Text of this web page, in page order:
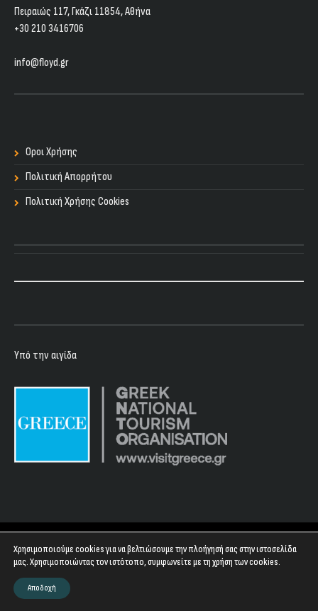
Πειραιώς 117, Γκάζι 11854, Aθήνα
+30 210 3416706
info@floyd.gr
Οροι Χρήσης
Πολιτική Απορρήτου
Πολιτική Χρήσης Cookies
Υπό την αιγίδα
Χρησιμοποιούμε cookies για να βελτιώσουμε την πλοήγησή σας στην ιστοσελίδα
μας. Χρησιμοποιώντας τον ιστότοπο, συμφωνείτε με τη χρήση των cookies.
Αποδοχή